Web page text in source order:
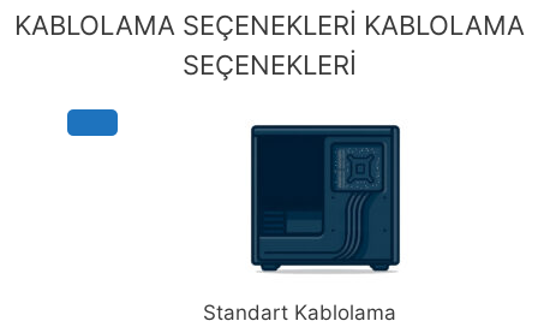
Hizmet
Paketi
KABLOLAMA SEÇENEKLERİ KABLOLAMA
SEÇENEKLERİ
Standart Kablolama